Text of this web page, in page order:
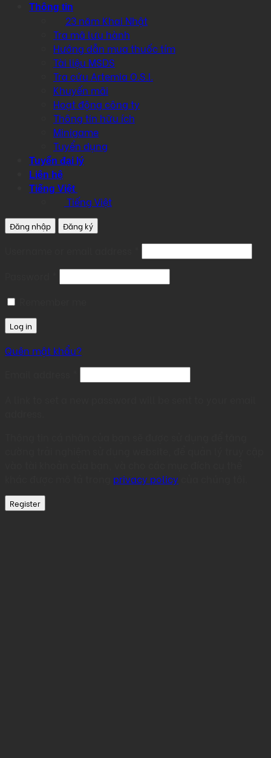
Thông tin
23 năm Khai Nhật
Tra mã lưu hành
Hướng dẫn mua thuốc tím
Tài liệu MSDS
Tra cứu Artemia O.S.I.
Khuyến mãi
Hoạt động công ty
Thông tin hữu ích
Minigame
Tuyển dụng
Tuyển đại lý
Liên hệ
Tiếng Việt
Tiếng Việt
Đăng nhập Đăng ký
Log in
Quên mật khẩu?
privacy policy
Register